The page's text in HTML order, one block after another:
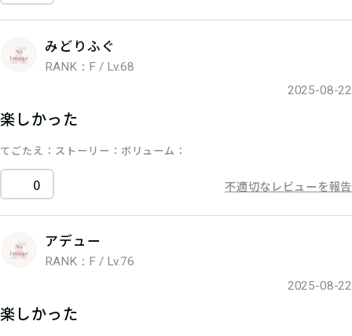
みどりふぐ
RANK：F / Lv.68
2025-08-22
楽しかった
てごたえ ストーリー ボリューム
0 不適切なレビューを報告
アデュー
RANK：F / Lv.76
2025-08-22
楽しかった